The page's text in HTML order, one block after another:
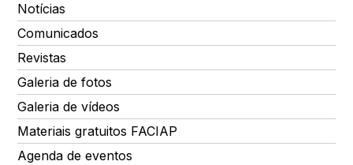
Notícias
Comunicados
Revistas
Galeria de fotos
Galeria de vídeos
Materiais gratuitos FACIAP
Agenda de eventos